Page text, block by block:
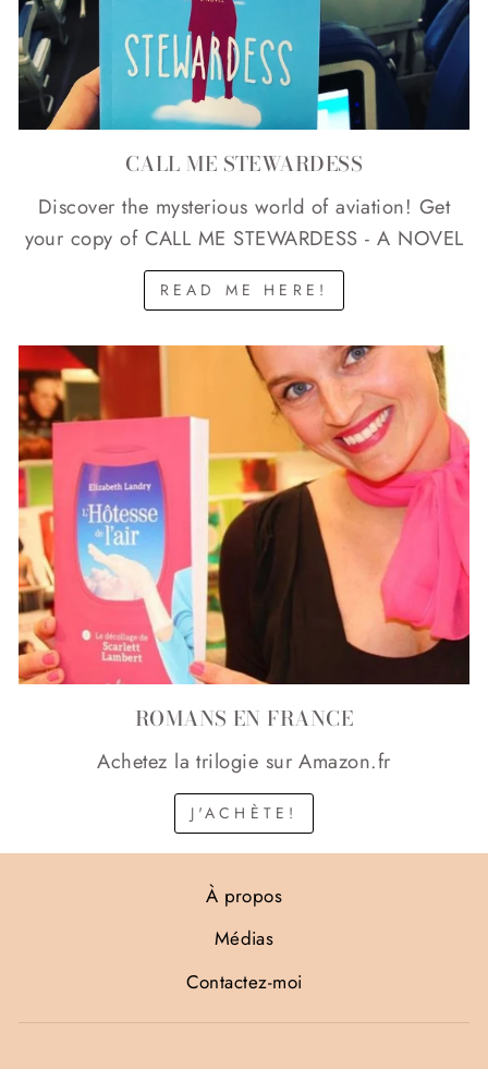
CALL ME STEWARDESS
Discover the mysterious world of aviation! Get
your copy of CALL ME STEWARDESS - A NOVEL
READ ME HERE!
ROMANS EN FRANCE
Achetez la trilogie sur Amazon.fr
J'ACHÈTE!
À propos
Médias
Contactez-moi